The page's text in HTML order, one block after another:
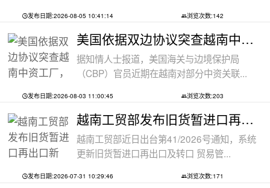
发布日期:2026-08-05 10:41:14 浏览次数:142
美国依据双边协议突查越南中资工厂，三
据知情人士报道，美国海关与边境保护局
（CBP）官员近期在越南对部分中资关联...
发布日期:2026-08-03 11:00:45 浏览次数:203
越南工贸部发布旧货暂进口再出口新规：
越南工贸部近日出台第41/2026号通知，系统
更新旧货暂进口再出口及转口 贸易管...
发布日期:2026-07-31 10:29:46 浏览次数:171